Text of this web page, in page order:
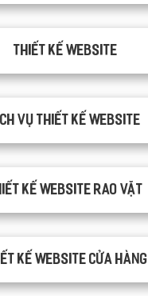
Thiết kế website
vụ thiết kế website
kế website rao vặt
kế website cửa hàng